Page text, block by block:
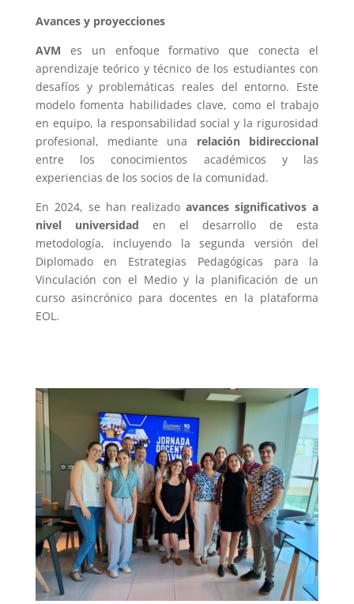
Avances y proyecciones
AVM es un enfoque formativo que conecta el
aprendizaje teórico y técnico de los estudiantes con
desafíos y problemáticas reales del entorno. Este
modelo fomenta habilidades clave, como el trabajo
en equipo, la responsabilidad social y la rigurosidad
profesional, mediante una relación bidireccional
entre los conocimientos académicos y las
experiencias de los socios de la comunidad.
En 2024, se han realizadoavances significativos a
nivel universidad en el desarrollo de esta
metodología, incluyendo la segunda versión del
Diplomado en Estrategias Pedagógicas para la
Vinculación con el Medio y la planificación de un
curso asincrónico para docentes en la plataforma
EOL.